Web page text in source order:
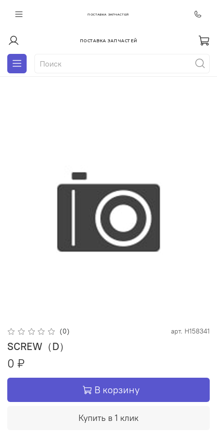
ПОСТАВКА ЗАПЧАСТЕЙ
ПОСТАВКА ЗАПЧАСТЕЙ
(0) арт. H158341
SCREW（D）
0 ₽
В корзину
Купить в 1 клик